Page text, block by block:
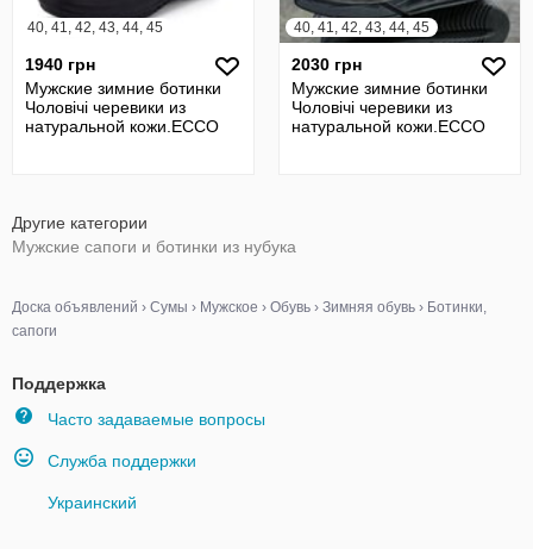
40, 41, 42, 43, 44, 45
1940 грн
Мужские зимние ботинки
Чоловічі черевики из
натуральной кожи.ECCO
40, 41, 42, 43, 44, 45
2030 грн
Мужские зимние ботинки
Чоловічі черевики из
натуральной кожи.ECCO
Другие категории
Мужские сапоги и ботинки из нубука
Доска объявлений › Сумы › Мужское › Обувь › Зимняя обувь › Ботинки,
сапоги
Поддержка
Часто задаваемые вопросы
Служба поддержки
Украинский